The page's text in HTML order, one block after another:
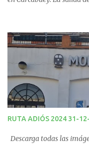
Quedadas Fin de Semana
RUTA ADIÓS 2024 31-
Descarga todas las